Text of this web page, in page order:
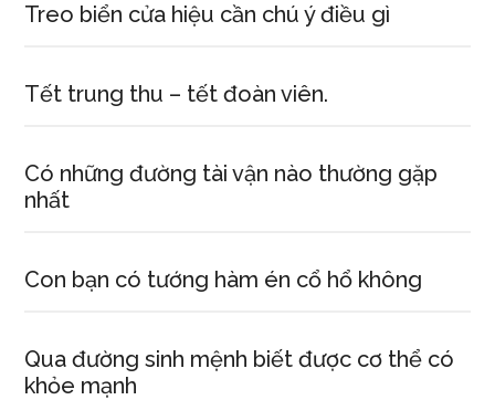
Treo biển cửa hiệu cần chú ý điều gì
Tết trung thu – tết đoàn viên.
Có những đường tài vận nào thường gặp
nhất
Con bạn có tướng hàm én cổ hổ không
Qua đường sinh mệnh biết được cơ thể có
khỏe mạnh